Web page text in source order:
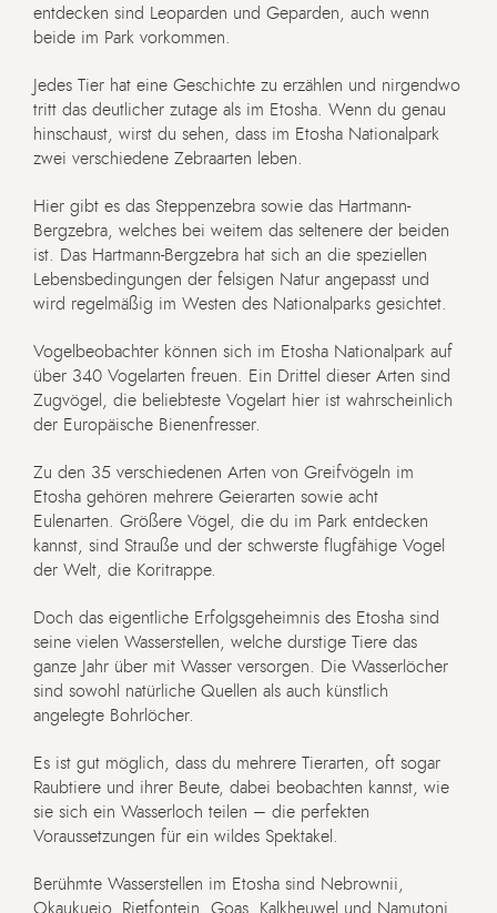
entdecken sind Leoparden und Geparden, auch wenn
beide im Park vorkommen.
Jedes Tier hat eine Geschichte zu erzählen und nirgendwo
tritt das deutlicher zutage als im Etosha. Wenn du genau
hinschaust, wirst du sehen, dass im Etosha Nationalpark
zwei verschiedene Zebraarten leben.
Hier gibt es das Steppenzebra sowie das Hartmann-
Bergzebra, welches bei weitem das seltenere der beiden
ist. Das Hartmann-Bergzebra hat sich an die speziellen
Lebensbedingungen der felsigen Natur angepasst und
wird regelmäßig im Westen des Nationalparks gesichtet.
Vogelbeobachter können sich im Etosha Nationalpark auf
über 340 Vogelarten freuen. Ein Drittel dieser Arten sind
Zugvögel, die beliebteste Vogelart hier ist wahrscheinlich
der Europäische Bienenfresser.
Zu den 35 verschiedenen Arten von Greifvögeln im
Etosha gehören mehrere Geierarten sowie acht
Eulenarten. Größere Vögel, die du im Park entdecken
kannst, sind Strauße und der schwerste flugfähige Vogel
der Welt, die Koritrappe.
Doch das eigentliche Erfolgsgeheimnis des Etosha sind
seine vielen Wasserstellen, welche durstige Tiere das
ganze Jahr über mit Wasser versorgen. Die Wasserlöcher
sind sowohl natürliche Quellen als auch künstlich
angelegte Bohrlöcher.
Es ist gut möglich, dass du mehrere Tierarten, oft sogar
Raubtiere und ihrer Beute, dabei beobachten kannst, wie
sie sich ein Wasserloch teilen – die perfekten
Voraussetzungen für ein wildes Spektakel.
Berühmte Wasserstellen im Etosha sind Nebrownii,
Okaukuejo, Rietfontein, Goas, Kalkheuwel und Namutoni.